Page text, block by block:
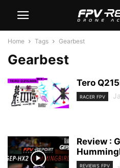
Home Tags Gearbest
Gearbest
Tero
RACER FPV
Review :
REVIEWS FPV